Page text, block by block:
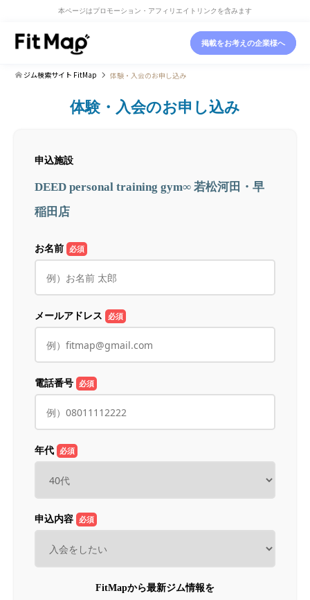
本ページはプロモーション・アフィリエイトリンクを含みます
掲載をお考えの企業様へ
ジム検索サイト FitMap 体験・入会のお申し込み
体験・入会のお申し込み
申込施設
DEED personal training gym∞ 若松河田・早
稲田店
お名前 必須
メールアドレス 必須
電話番号 必須
年代 必須
申込内容 必須
FitMapから最新ジム情報を